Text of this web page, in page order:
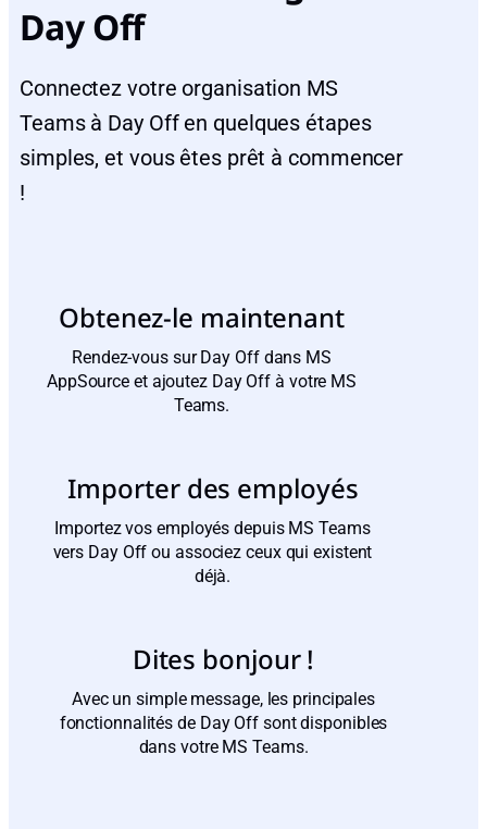
Day Off
Connectez votre organisation MS
Teams à Day Off en quelques étapes
simples, et vous êtes prêt à commencer
!
Obtenez-le maintenant
Rendez-vous sur Day Off dans MS
AppSource et ajoutez Day Off à votre MS
Teams.
Importer des employés
Importez vos employés depuis MS Teams
vers Day Off ou associez ceux qui existent
déjà.
Dites bonjour !
Avec un simple message, les principales
fonctionnalités de Day Off sont disponibles
dans votre MS Teams.